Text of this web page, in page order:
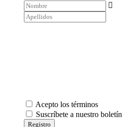

Acepto los términos
Suscríbete a nuestro boletín
Registro